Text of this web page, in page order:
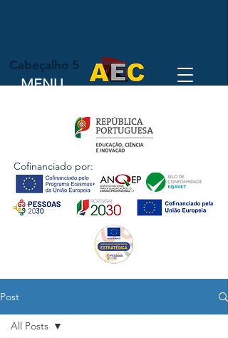
Cofinanciado por:
MENU
Cabeçalho 5
Post
All Posts